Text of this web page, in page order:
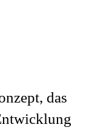
das